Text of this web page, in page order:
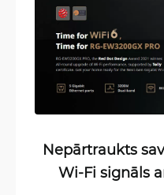
Nepārtraukts
Wi-Fi signāls